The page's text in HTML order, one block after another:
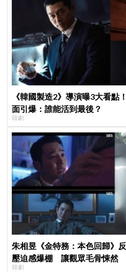
《韓國製造2》導演曝3大看點
面引爆：誰能活到最後？
韓劇
朱相昱《金特務：本色回歸》
壓迫感爆棚 讓觀眾毛骨悚然
韓劇